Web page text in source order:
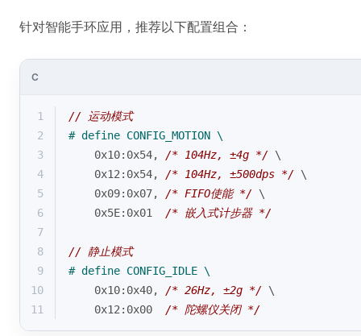
针对智能手环应用，推荐以下配置组合：
C
1
// 运动模式
2
# define CONFIG_MOTION \
3
    0x10:0x54,
/* 104Hz, ±4g */ \
4
    0x12:0x54,
/* 104Hz, ±500dps */ \
5
    0x09:0x07,
/* FIFO使能 */ \
6
    0x5E:0x01
/* 嵌入式计步器 */
7
8
// 静止模式
9
# define CONFIG_IDLE \
10
    0x10:0x40,
/* 26Hz, ±2g */ \
11
    0x12:0x00
/* 陀螺仪关闭 */